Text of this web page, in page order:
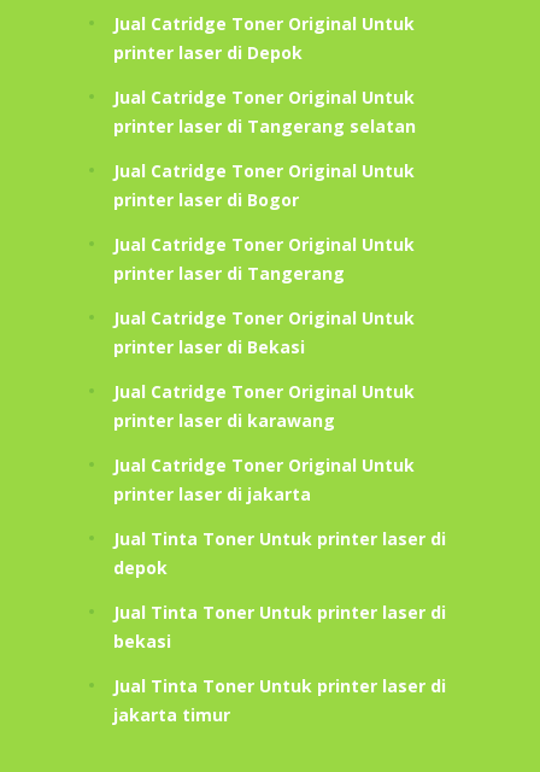
Jual Catridge Toner Original Untuk
printer laser di Depok
Jual Catridge Toner Original Untuk
printer laser di Tangerang selatan
Jual Catridge Toner Original Untuk
printer laser di Bogor
Jual Catridge Toner Original Untuk
printer laser di Tangerang
Jual Catridge Toner Original Untuk
printer laser di Bekasi
Jual Catridge Toner Original Untuk
printer laser di karawang
Jual Catridge Toner Original Untuk
printer laser di jakarta
Jual Tinta Toner Untuk printer laser di
depok
Jual Tinta Toner Untuk printer laser di
bekasi
Jual Tinta Toner Untuk printer laser di
jakarta timur